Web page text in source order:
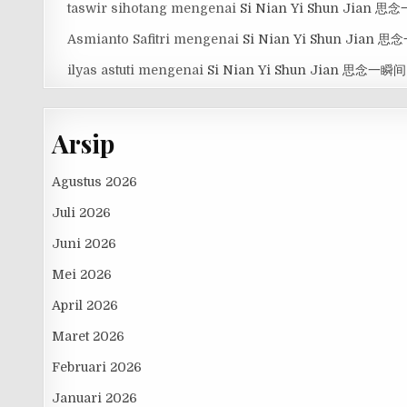
taswir sihotangmengenai Si Nian Yi Shun Jian 思念
Asmianto Safitri mengenai Si Nian Yi Shun Jian 思念
ilyas astuti mengenai Si Nian Yi Shun Jian 思念一瞬间
Arsip
Agustus 2026
Juli 2026
Juni 2026
Mei 2026
April 2026
Maret 2026
Februari 2026
Januari 2026